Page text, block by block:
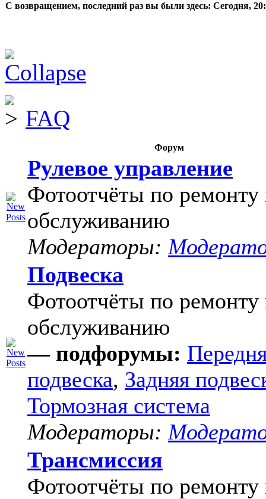
С возвращением, последний раз вы были здесь: Сегодня,
FAQ
Форум
Рулевое управление
Фотоотчёты по ремонту
обслуживанию
Модераторы:
Подвеска
Фотоотчёты по ремонту
обслуживанию
— подфорумы:
подвеска, Задняя
Тормозная система
Модераторы:
Трансмиссия
Фотоотчёты по ремонту